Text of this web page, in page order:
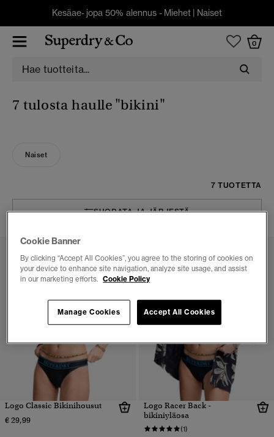
Kesäae- jopa 50% alennus - Miehet | Naiset
0
7 tulosta haulle "bikini"
Naiset
7 TUOTETTA
SUODATA JA JÄRJESTÄ
Logo Classic Bikinihousut
€ 29,99
Logo Racer Back -
bikiniyläosa
(1)
Cookie Banner
By clicking “Accept All Cookies”, you agree to the storing of cookies on
your device to enhance site navigation, analyze site usage, and assist
in our marketing efforts. Cookie Policy
Accept All Cookies
Manage Cookies